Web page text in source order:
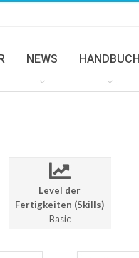
NEWS HANDBUCH
Level der
Fertigkeiten (Skills)
Basic